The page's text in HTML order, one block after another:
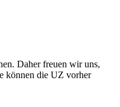
Daher freuen wir uns,
können die UZ vorher